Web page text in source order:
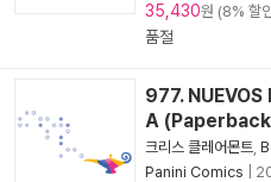
35,430원 (8% 할
품절
977. NUEVOS
A
크리스 클레어몬트
Panini Comics